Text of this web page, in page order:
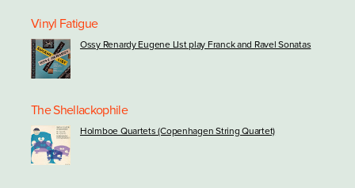
Vinyl Fatigue
Ossy Renardy Eugene LIst play Franck and Ravel Sonatas
The Shellackophile
Holmboe Quartets (Copenhagen String Quartet)